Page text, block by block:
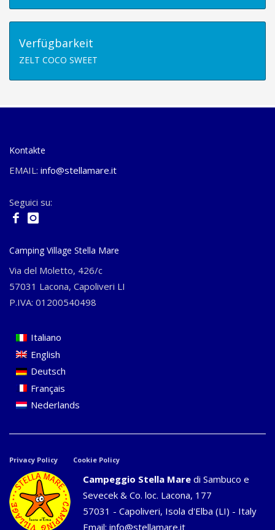
Verfügbarkeit
ZELT COCO SWEET
Kontakte
EMAIL: info@stellamare.it
Seguici su:
Camping Village Stella Mare
Via del Moletto, 426/c
57031 Lacona, Capoliveri LI
P.IVA: 01200540498
Italiano
English
Deutsch
Français
Nederlands
Privacy Policy Cookie Policy
Campeggio Stella Mare di Sambuco e
Sevecek & Co. loc. Lacona, 177
57031 - Capoliveri, Isola d'Elba (LI) - Italy
Email: info@stellamare.it